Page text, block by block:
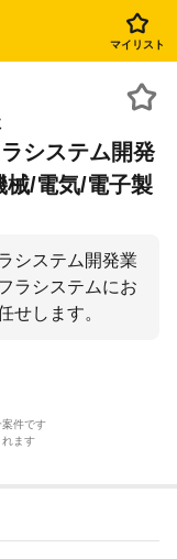
マイリスト
システム開発
械/電気/電子製
システム開発業
ラシステムにお
せします。
案件です
れます